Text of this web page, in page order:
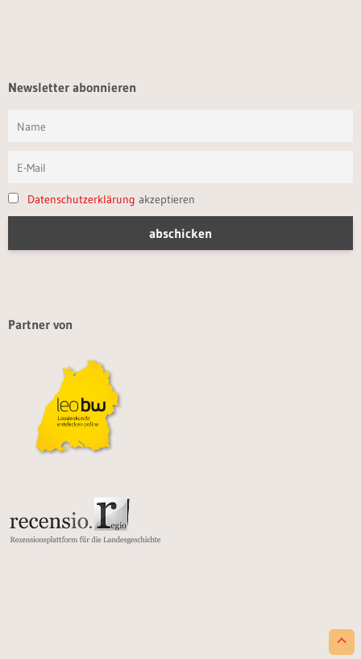
Newsletter abonnieren
Datenschutzerklärung akzeptieren
Partner von